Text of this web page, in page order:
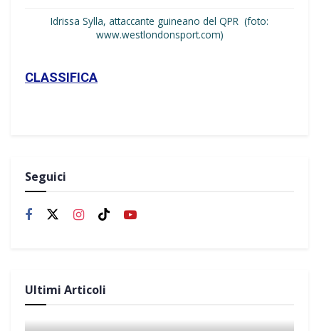
Idrissa Sylla, attaccante guineano del QPR (foto:
www.westlondonsport.com)
CLASSIFICA
Seguici
Ultimi Articoli